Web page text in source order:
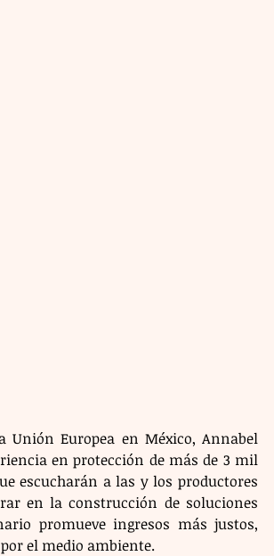
Unión Europea en México, Annabel
en protección de más de 3 mil
escucharán a las y los productores
en la construcción de soluciones
promueve ingresos más justos,
el medio ambiente.